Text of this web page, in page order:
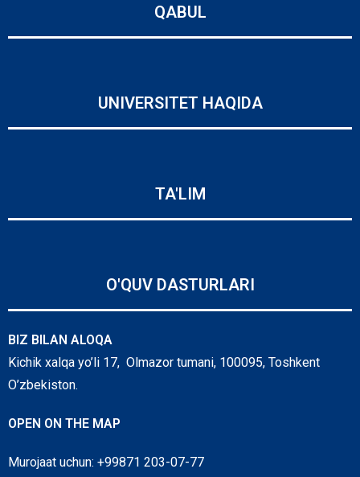
QABUL
UNIVERSITET HAQIDA
TA'LIM
O'QUV DASTURLARI
BIZ BILAN ALOQA
Kichik xalqa yo’li 17, Olmazor tumani, 100095, Toshkent
O’zbekiston.
OPEN ON THE MAP
Murojaat uchun: +99871 203-07-77